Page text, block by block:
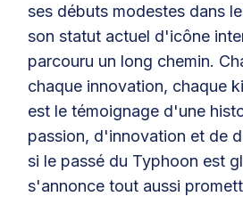
ses débuts modestes dans
son statut actuel d'icône
parcouru un long chemin.
chaque innovation, chaque
est le témoignage d'une
passion, d'innovation et de
si le passé du Typhoon est
s'annonce tout aussi